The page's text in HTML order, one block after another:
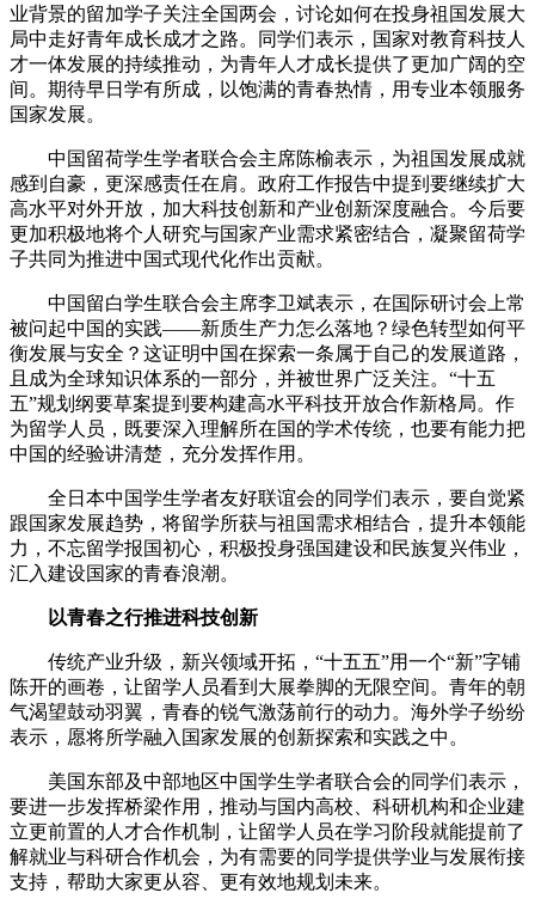
业背景的留加学子关注全国两会，讨论如何在投身祖国发展大
局中走好青年成长成才之路。同学们表示，国家对教育科技人
才一体发展的持续推动，为青年人才成长提供了更加广阔的空
间。期待早日学有所成，以饱满的青春热情，用专业本领服务
国家发展。
中国留荷学生学者联合会主席陈榆表示，为祖国发展成就
感到自豪，更深感责任在肩。政府工作报告中提到要继续扩大
高水平对外开放，加大科技创新和产业创新深度融合。今后要
更加积极地将个人研究与国家产业需求紧密结合，凝聚留荷学
子共同为推进中国式现代化作出贡献。
中国留白学生联合会主席李卫斌表示，在国际研讨会上常
被问起中国的实践——新质生产力怎么落地？绿色转型如何平
衡发展与安全？这证明中国在探索一条属于自己的发展道路，
且成为全球知识体系的一部分，并被世界广泛关注。“十五
五”规划纲要草案提到要构建高水平科技开放合作新格局。作
为留学人员，既要深入理解所在国的学术传统，也要有能力把
中国的经验讲清楚，充分发挥作用。
全日本中国学生学者友好联谊会的同学们表示，要自觉紧
跟国家发展趋势，将留学所获与祖国需求相结合，提升本领能
力，不忘留学报国初心，积极投身强国建设和民族复兴伟业，
汇入建设国家的青春浪潮。
以青春之行推进科技创新
传统产业升级，新兴领域开拓，“十五五”用一个“新”字铺
陈开的画卷，让留学人员看到大展拳脚的无限空间。青年的朝
气渴望鼓动羽翼，青春的锐气激荡前行的动力。海外学子纷纷
表示，愿将所学融入国家发展的创新探索和实践之中。
美国东部及中部地区中国学生学者联合会的同学们表示，
要进一步发挥桥梁作用，推动与国内高校、科研机构和企业建
立更前置的人才合作机制，让留学人员在学习阶段就能提前了
解就业与科研合作机会，为有需要的同学提供学业与发展衔接
支持，帮助大家更从容、更有效地规划未来。